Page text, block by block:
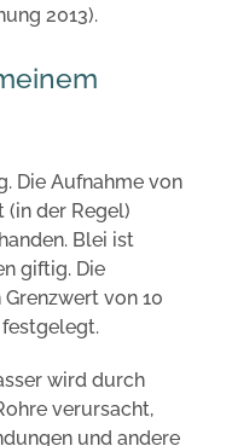
2013).
Die Aufnahme von
(in der Regel)
Blei ist
giftig. Die
von 10
wird durch
verursacht,
und andere